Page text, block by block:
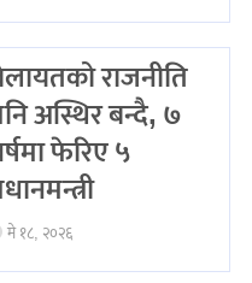
राजनीति
अस्थिर बन्दै, ७
फेरिए ५
मे १८, २०२६